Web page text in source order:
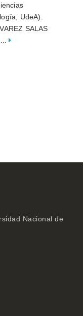
UdeA).
SALAS
...
Nacional de